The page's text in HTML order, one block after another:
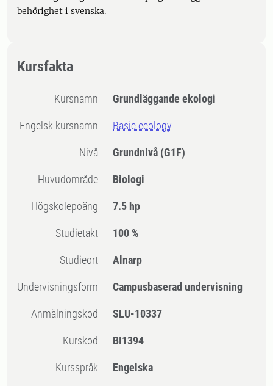
behörighet i svenska.
Kursfakta
Kursnamn Grundläggande ekologi
Engelsk kursnamn Basic ecology
Nivå Grundnivå (G1F)
Huvudområde Biologi
högskolepoäng 7.5 hp
Studietakt 100 %
Studieort Alnarp
Undervisningsform Campusbaserad undervisning
Anmälningskod SLU-10337
Kurskod BI1394
Kursspråk Engelska